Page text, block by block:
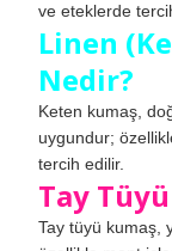
ve eteklerde
Linen
Nedir?
Keten kumaş,
uygundur;
tercih edilir.
Tay
Tay tüyü kumaş,